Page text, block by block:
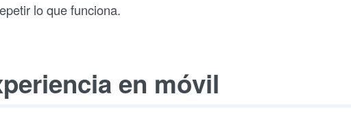
lo que funciona.
en móvil